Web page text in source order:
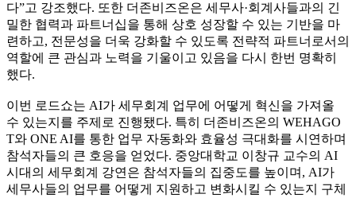
다”고 강조했다. 또한 더존비즈온은 세무사·회계사들과의 긴
밀한 협력과 파트너십을 통해 상호 성장할 수 있는 기반을 마
련하고, 전문성을 더욱 강화할 수 있도록 전략적 파트너로서의
역할에 큰 관심과 노력을 기울이고 있음을 다시 한번 명확히
했다.
이번 로드쇼는 AI가 세무회계 업무에 어떻게 혁신을 가져올
수 있는지를 주제로 진행됐다. 특히 더존비즈온의 WEHAGO
T와 ONE AI를 통한 업무 자동화와 효율성 극대화를 시연하며
참석자들의 큰 호응을 얻었다. 중앙대학교 이창규 교수의 AI
시대의 세무회계 강연은 참석자들의 집중도를 높이며, AI가
세무사들의 업무를 어떻게 지원하고 변화시킬 수 있는지 구체